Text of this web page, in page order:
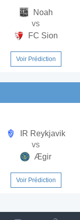
Noah
vs
FC Sion
Voir Prédiction
IR Reykjavik
vs
Ægir
Voir Prédiction